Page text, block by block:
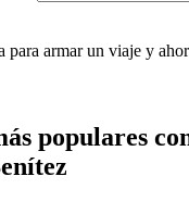
para armar un viaje y
populares